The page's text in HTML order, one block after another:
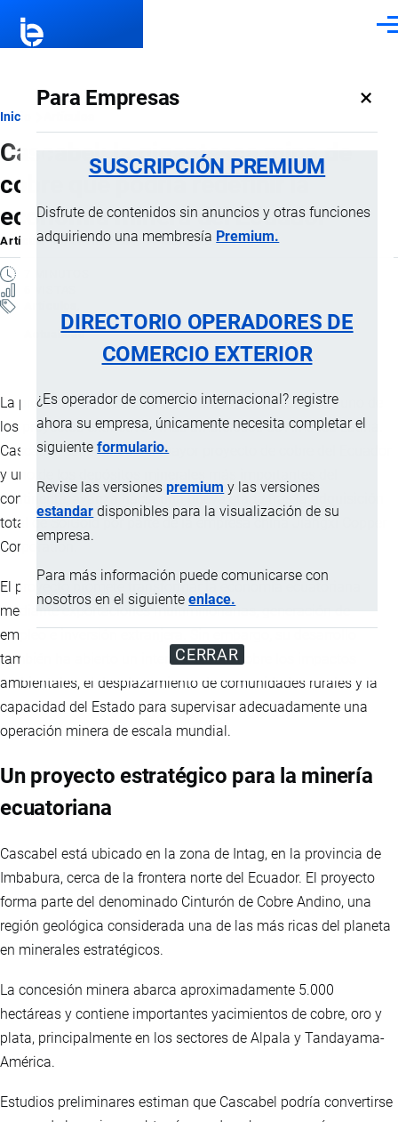
Para Empresas ×
SUSCRIPCIÓN PREMIUM
Disfrute de contenidos sin anuncios y otras funciones
adquiriendo una membresía Premium.
DIRECTORIO OPERADORES DE
COMERCIO EXTERIOR
¿Es operador de comercio internacional? registre
ahora su empresa, únicamente necesita completar el
siguienteformulario.
Revise las versionespremium y las versiones
estandar disponibles para la visualización de su
empresa.
Para más información puede comunicarse con
nosotros en el siguienteenlace.
CERRAR
Ruta
de
navegación
Inicio
Cascabel: la gigantesca mina de
cobre que podría redefinir la
economía minera del Ecuador
ArtículoporJaime Mise, 14 Mayo, 2026
Actualidad
La provincia de Imbabura se encuentra en el centro de uno de
los proyectos extractivos más ambiciosos de América Latina.
Cascabel, considerado el mayor proyecto de cobre del Ecuador
y uno de los depósitos minerales más importantes del
continente, avanza hacia una nueva etapa tras la adquisición
total de SolGold por parte de la empresa china Jiangxi Copper
Corporation.
El proyecto promete transformar la economía ecuatoriana
mediante exportaciones multimillonarias, generación de
empleo e inversión extranjera. Sin embargo, su desarrollo
también ha abierto un intenso debate sobre los impactos
ambientales, el desplazamiento de comunidades rurales y la
capacidad del Estado para supervisar adecuadamente una
operación minera de escala mundial.
Un proyecto estratégico para la minería
ecuatoriana
Cascabel está ubicado en la zona de Intag, en la provincia de
Imbabura, cerca de la frontera norte del Ecuador. El proyecto
forma parte del denominado Cinturón de Cobre Andino, una
región geológica considerada una de las más ricas del planeta
en minerales estratégicos.
La concesión minera abarca aproximadamente 5.000
hectáreas y contiene importantes yacimientos de cobre, oro y
plata, principalmente en los sectores de Alpala y Tandayama-
América.
Estudios preliminares estiman que Cascabel podría convertirse